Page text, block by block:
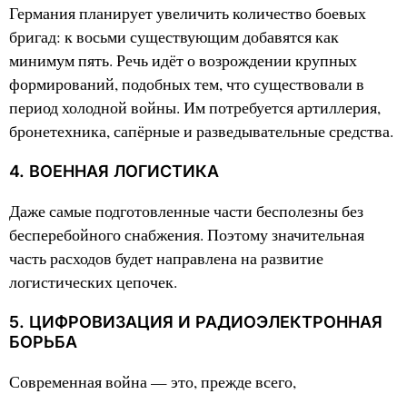
Германия планирует увеличить количество боевых
бригад: к восьми существующим добавятся как
минимум пять. Речь идёт о возрождении крупных
формирований, подобных тем, что существовали в
период холодной войны. Им потребуется артиллерия,
бронетехника, сапёрные и разведывательные средства.
4. ВОЕННАЯ ЛОГИСТИКА
Даже самые подготовленные части бесполезны без
бесперебойного снабжения. Поэтому значительная
часть расходов будет направлена на развитие
логистических цепочек.
5. ЦИФРОВИЗАЦИЯ И РАДИОЭЛЕКТРОННАЯ
БОРЬБА
Современная война — это, прежде всего,